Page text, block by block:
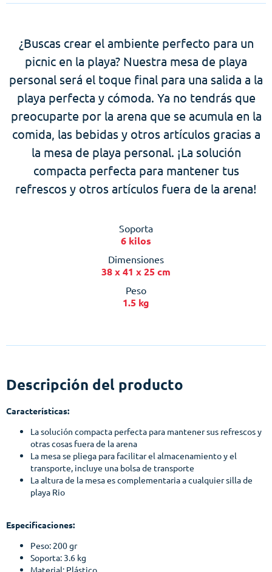
¿Buscas crear el ambiente perfecto para un
picnic en la playa? Nuestra mesa de playa
personal será el toque final para una salida a la
playa perfecta y cómoda. Ya no tendrás que
preocuparte por la arena que se acumula en la
comida, las bebidas y otros artículos gracias a
la mesa de playa personal. ¡La solución
compacta perfecta para mantener tus
refrescos y otros artículos fuera de la arena!
Soporta
6 kilos
Dimensiones
38 x 41 x 25 cm
Peso
1.5 kg
Descripción del producto
Características:
La solución compacta perfecta para mantener sus refrescos y
otras cosas fuera de la arena
La mesa se pliega para facilitar el almacenamiento y el
transporte, incluye una bolsa de transporte
La altura de la mesa es complementaria a cualquier silla de
playa Rio
Especificaciones:
Peso: 200 gr
Soporta: 3.6 kg